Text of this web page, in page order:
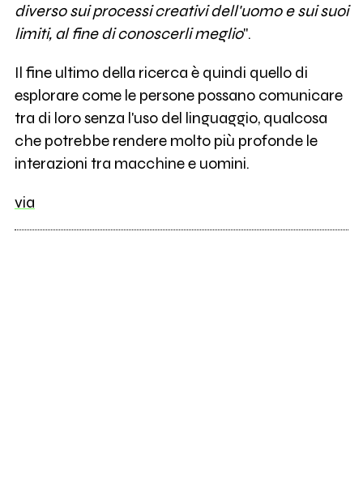
diverso sui processi creativi dell'uomo e sui suoi
limiti, al fine di conoscerli meglio".
Il fine ultimo della ricerca è quindi quello di
esplorare come le persone possano comunicare
tra di loro senza l'uso del linguaggio, qualcosa
che potrebbe rendere molto più profonde le
interazioni tra macchine e uomini.
via